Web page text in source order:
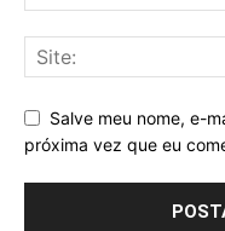
Salve meu nome, e-
próxima vez que eu